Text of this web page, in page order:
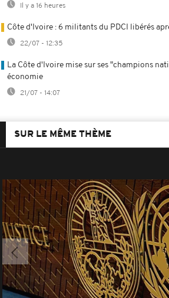
Il y a 16 heures
Côte d'Ivoire : 6 militants du PDCI libérés
22/07 - 12:35
La Côte d'Ivoire mise sur ses "champions
économie
21/07 - 14:07
SUR LE MÊME THÈME